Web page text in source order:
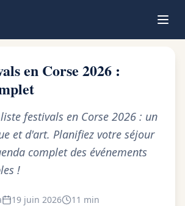
en Corse 2026 :
festivals en Corse 2026 : un
et d'art. Planifiez votre séjour
complet des événements
!
19 juin 2026 11 min